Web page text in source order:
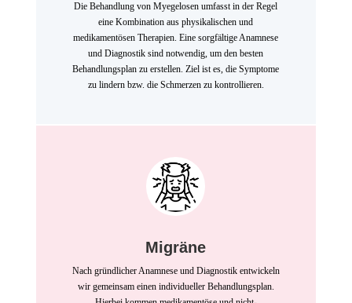
Die Behandlung von Myegelosen umfasst in der Regel
eine Kombination aus physikalischen und
medikamentösen Therapien. Eine sorgfältige Anamnese
und Diagnostik sind notwendig, um den besten
Behandlungsplan zu erstellen. Ziel ist es, die Symptome
zu lindern bzw. die Schmerzen zu kontrollieren.
Migräne
Nach gründlicher Anamnese und Diagnostik entwickeln
wir gemeinsam einen individueller Behandlungsplan.